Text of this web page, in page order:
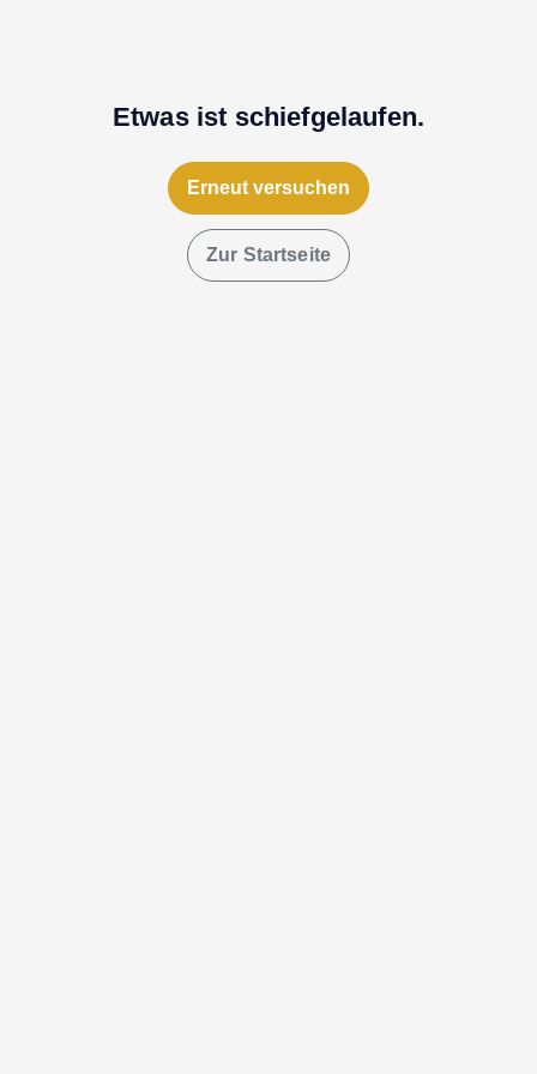
Etwas ist schiefgelaufen.
Erneut versuchen
Zur Startseite